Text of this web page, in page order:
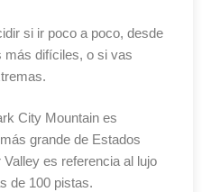
si ir poco a poco, desde
más difíciles, o si vas
City Mountain es
grande de Estados
es referencia al lujo
de 100 pistas.